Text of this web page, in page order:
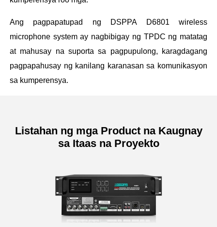
Ang pagpapatupad ng DSPPA D6801 wireless
microphone system ay nagbibigay ng TPDC ng matatag
at mahusay na suporta sa pagpupulong, karagdagang
pagpapahusay ng kanilang karanasan sa komunikasyon
sa kumperensya.
Listahan ng mga Product na Kaugnay
sa Itaas na Proyekto